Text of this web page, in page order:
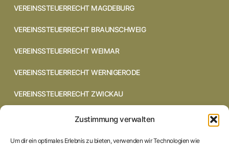
Zustimmung verwalten
Um dir ein optimales Erlebnis zu bieten, verwenden wir Technologien wie
VEREINSSTEUERRECHT MAGDEBURG
VEREINSSTEUERRECHT BRAUNSCHWEIG
VEREINSSTEUERRECHT WEIMAR
VEREINSSTEUERRECHT WERNIGERODE
VEREINSSTEUERRECHT ZWICKAU
VEREINSSTEUERRECHT CHEMNITZ
VEREINSSTEUERRECHT DRESDEN